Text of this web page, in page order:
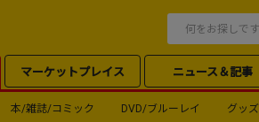
マーケットプレイス ニュース＆記事
本/雑誌/コミック DVD/ブルーレイ グッズ